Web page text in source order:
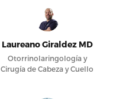
Laureano Giraldez MD
Otorrinolaringología y
Cirugía de Cabeza y Cuello